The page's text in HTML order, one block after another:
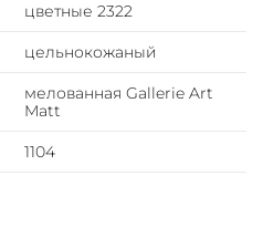
цветные 2322
цельнокожаный
мелованная Gallerie Art
Matt
1104